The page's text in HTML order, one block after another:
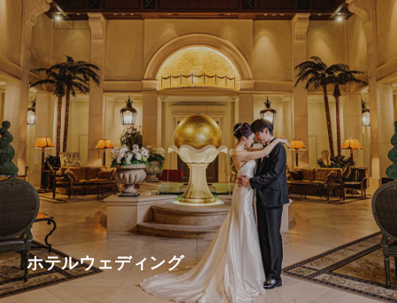
ホテルウェディング